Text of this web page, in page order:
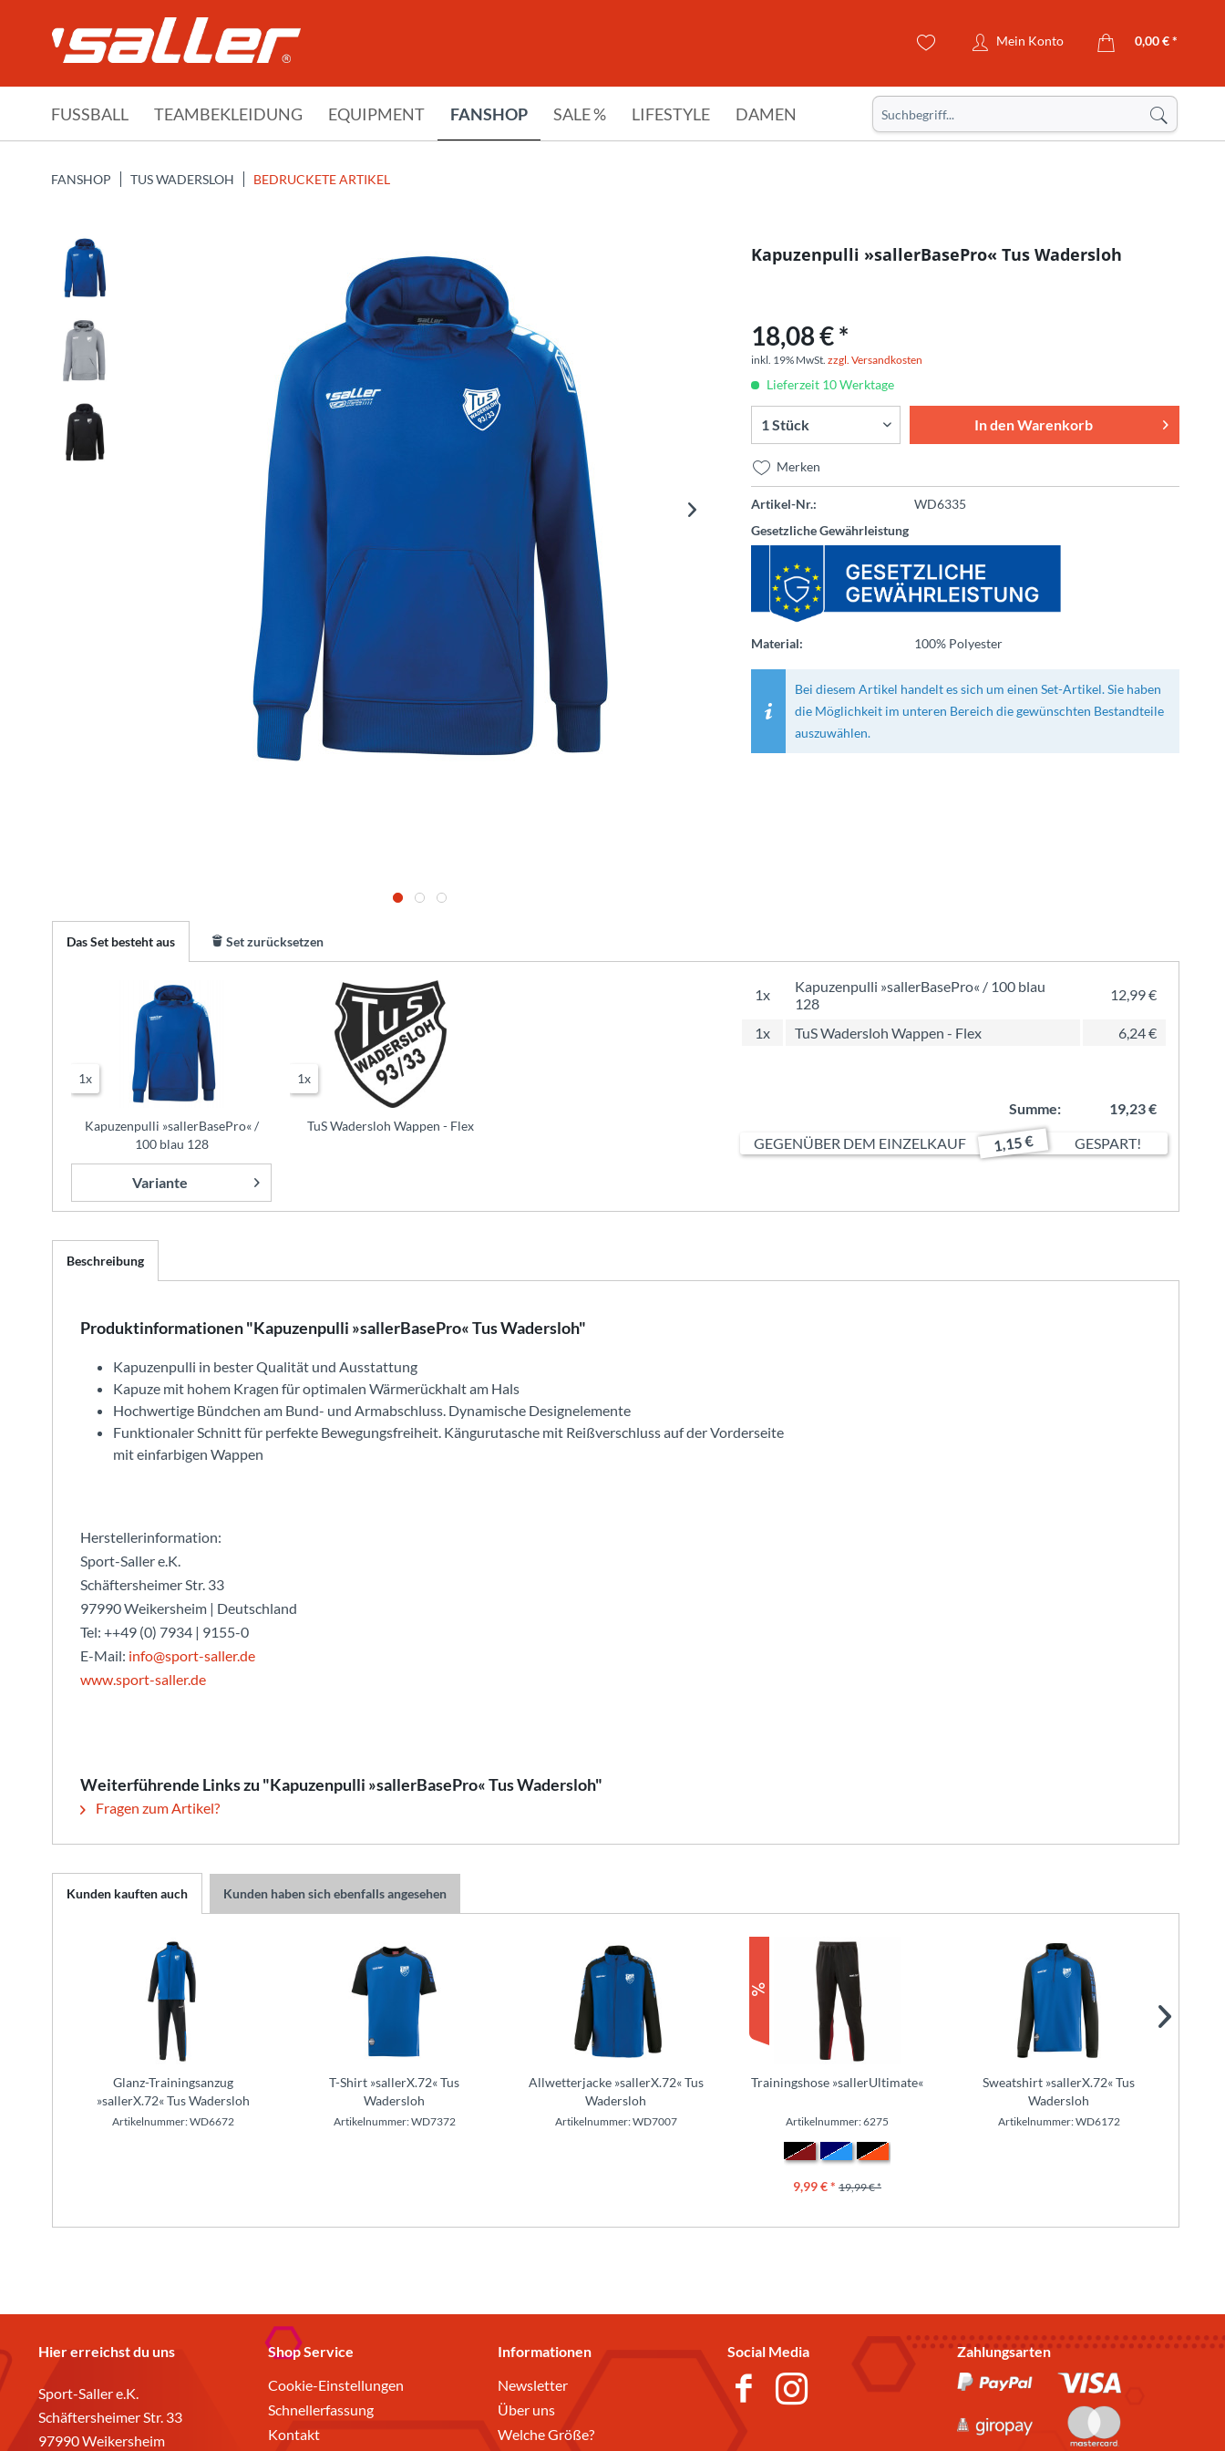
Mein Konto 0,00 € *
FUSSBALL TEAMBEKLEIDUNG EQUIPMENT FANSHOP SALE % LIFESTYLE DAMEN
FANSHOP TUS WADERSLOH BEDRUCKETE ARTIKEL
Kapuzenpulli »sallerBasePro« Tus Wadersloh
18,08 € *
inkl. 19% MwSt. zzgl. Versandkosten
Lieferzeit 10 Werktage
In denWarenkorb
Merken
Artikel-Nr.:
WD6335
Gesetzliche Gewährleistung
Material: 100% Polyester
Bei diesem Artikel handelt es sich um einen Set-Artikel. Sie haben
die Möglichkeit im unteren Bereich die gewünschten Bestandteile
auszuwählen.
Das Set besteht aus Set zurücksetzen
1x
Kapuzenpulli »sallerBasePro« /
100 blau 128
Variante
1x
TuS Wadersloh Wappen - Flex
1x
Kapuzenpulli »sallerBasePro« / 100 blau
128
12,99 €
1x TuS Wadersloh Wappen - Flex 6,24 €
Summe:
19,23 €
GEGENÜBER DEM EINZELKAUF
1,15 € GESPART!
Beschreibung
Produktinformationen "Kapuzenpulli »sallerBasePro« Tus Wadersloh"
Kapuzenpulli in bester Qualität und Ausstattung
Kapuze mit hohem Kragen für optimalen Wärmerückhalt am Hals
Hochwertige Bündchen am Bund- und Armabschluss. Dynamische Designelemente
Funktionaler Schnitt für perfekte Bewegungsfreiheit. Kängurutasche mit Reißverschluss auf der Vorderseite
mit einfarbigen Wappen
Herstellerinformation:
Sport-Saller e.K.
Schäftersheimer Str. 33
97990 Weikersheim | Deutschland
Tel: ++49 (0) 7934 | 9155-0
E-Mail: info@sport-saller.de
www.sport-saller.de
Weiterführende Links zu "Kapuzenpulli »sallerBasePro« Tus Wadersloh"
Fragen zum Artikel?
Kunden kauften auch Kunden haben sich ebenfalls angesehen
Glanz-Trainingsanzug
»sallerX.72« Tus Wadersloh
Artikelnummer: WD6672
T-Shirt »sallerX.72« Tus
Wadersloh
Artikelnummer: WD7372
Allwetterjacke »sallerX.72« Tus
Wadersloh
Artikelnummer: WD7007
Trainingshose »sallerUltimate«
Artikelnummer: 6275
9,99 € * 19,99 € *
Sweatshirt »sallerX.72« Tus
Wadersloh
Artikelnummer: WD6172
Hier erreichst du uns
Sport-Saller e.K.
Schäftersheimer Str. 33
97990 Weikersheim
Shop Service
Cookie-Einstellungen
Schnellerfassung
Kontakt
Informationen
Newsletter
Über uns
Welche Größe?
Social Media Zahlungsarten